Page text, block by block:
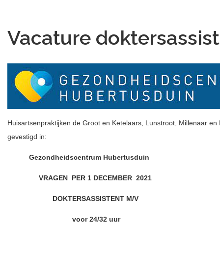
Vacature
Huisartsenpraktijken de Groot en Ketelaars, Lunstroot, Millenaar
gevestigd in:
Gezondheidscentrum Hubertusduin
VRAGEN PER 1 DECEMBER 2021
DOKTERSASSISTENT M/V
voor 24/32 uur